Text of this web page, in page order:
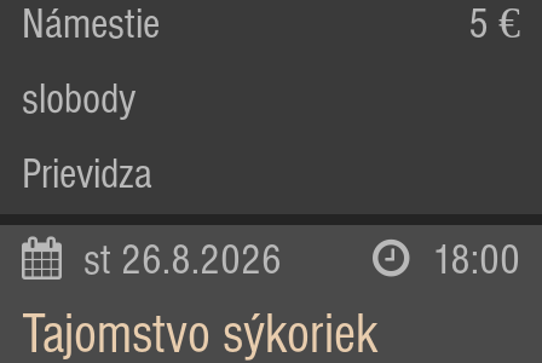
Námestie
slobody
Prievidza
5 €
st 26.8.2026 18:00
Tajomstvo sýkoriek